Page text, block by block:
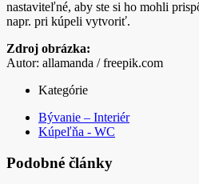
nastaviteľné, aby ste si ho mohli
napr. pri kúpeli vytvoriť.
Zdroj obrázka:
Autor: allamanda / freepik.com
Kategórie
Bývanie – Interiér
Kúpeľňa - WC
Podobné články